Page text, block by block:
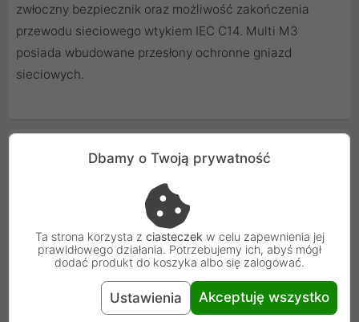
zwłoczny bezpiecznik oraz możliwość zakończenia
przewodu sieciowego wtykiem IEC C14. Multi M3
posiada wbudowane przesłony ochronne gniazd
sieciowych.
Cechy produktu
3
Długość kabla 5 m
Kolor Szary
automatyczny zwłoczny
Dbamy o Twoją prywatność
Ta strona korzysta z ciasteczek w celu zapewnienia jej
prawidłowego działania. Potrzebujemy ich, abyś mógł
dodać produkt do koszyka albo się zalogować.
Ustawienia Akceptuję wszystko